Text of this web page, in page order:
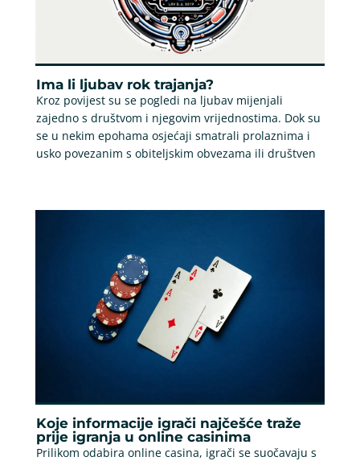
Ima li ljubav rok trajanja?
Kroz povijest su se pogledi na ljubav mijenjali
zajedno s društvom i njegovim vrijednostima. Dok su
se u nekim epohama osjećaji smatrali prolaznima i
usko povezanim s obiteljskim obvezama ili društven
Koje informacije igrači najčešće traže
prije igranja u online casinima
Prilikom odabira online casina, igrači se suočavaju s